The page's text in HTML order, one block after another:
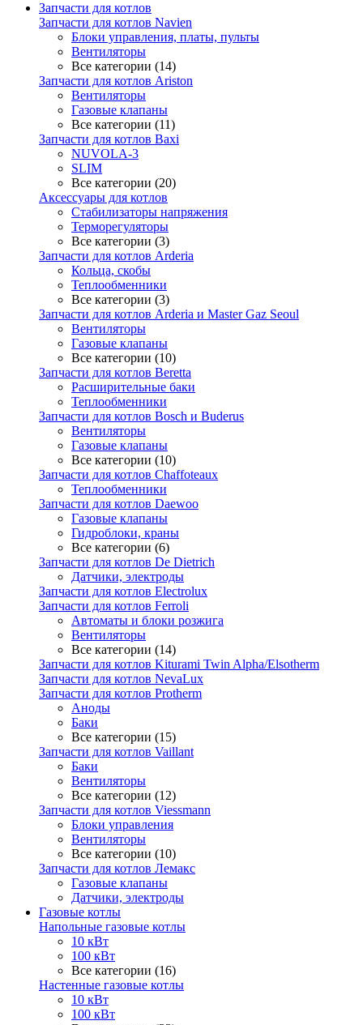
Запчасти для котлов
Запчасти для котлов Navien
Блоки управления, платы, пульты
Вентиляторы
Все категории (14)
Запчасти для котлов Ariston
Вентиляторы
Газовые клапаны
Все категории (11)
Запчасти для котлов Baxi
NUVOLA-3
SLIM
Все категории (20)
Аксессуары для котлов
Стабилизаторы напряжения
Терморегуляторы
Все категории (3)
Запчасти для котлов Arderia
Кольца, скобы
Теплообменники
Все категории (3)
Запчасти для котлов Arderia и Master Gaz Seoul
Вентиляторы
Газовые клапаны
Все категории (10)
Запчасти для котлов Beretta
Расширительные баки
Теплообменники
Запчасти для котлов Bosch и Buderus
Вентиляторы
Газовые клапаны
Все категории (10)
Запчасти для котлов Chaffoteaux
Теплообменники
Запчасти для котлов Daewoo
Газовые клапаны
Гидроблоки, краны
Все категории (6)
Запчасти для котлов De Dietrich
Датчики, электроды
Запчасти для котлов Electrolux
Запчасти для котлов Ferroli
Автоматы и блоки розжига
Вентиляторы
Все категории (14)
Запчасти для котлов Kiturami Twin Alpha/Elsotherm
Запчасти для котлов NevaLux
Запчасти для котлов Protherm
Аноды
Баки
Все категории (15)
Запчасти для котлов Vaillant
Баки
Вентиляторы
Все категории (12)
Запчасти для котлов Viessmann
Блоки управления
Вентиляторы
Все категории (10)
Запчасти для котлов Лемакс
Газовые клапаны
Датчики, электроды
Газовые котлы
Напольные газовые котлы
10 кВт
100 кВт
Все категории (16)
Настенные газовые котлы
10 кВт
100 кВт